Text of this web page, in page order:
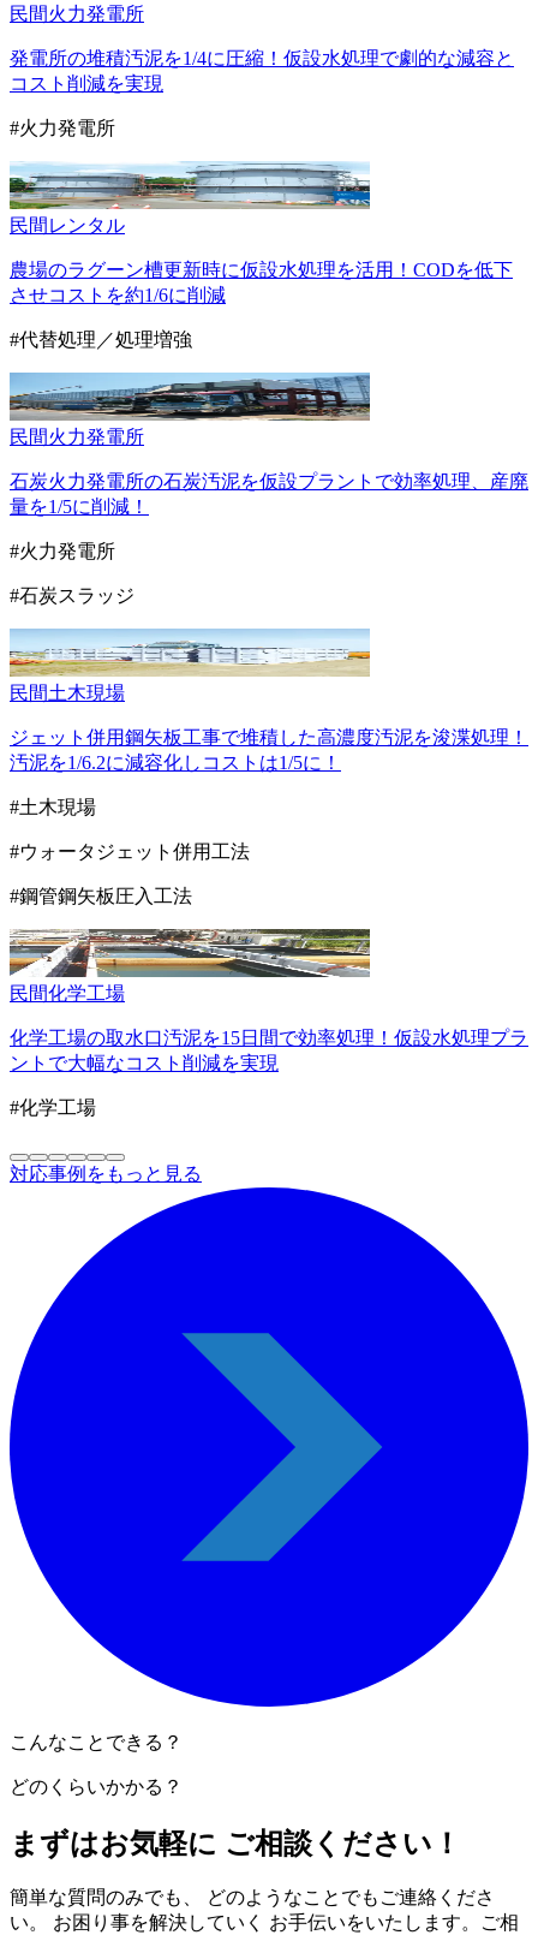
民間火力発電所
発電所の堆積汚泥を1/4に圧縮！仮設水処理で劇的な減容と
コスト削減を実現
#火力発電所
民間 レンタル
農場のラグーン槽更新時に仮設水処理を活用！CODを低下
させコストを約1/6に削減
#代替処理／処理増強
民間火力発電所
石炭火力発電所の石炭汚泥を仮設プラントで効率処理、産廃
量を1/5に削減！
#火力発電所
#石炭スラッジ
民間土木現場
ジェット併用鋼矢板工事で堆積した高濃度汚泥を浚渫処理！
汚泥を1/6.2に減容化しコストは1/5に！
#土木現場
#ウォータジェット併用工法
#鋼管鋼矢板圧入工法
民間化学工場
化学工場の取水口汚泥を15日間で効率処理！仮設水処理プラ
ントで大幅なコスト削減を実現
#化学工場
対応事例をもっと見る
こんなことできる？
どのくらいかかる？
まずはお気軽に ご相談ください！
簡単な質問のみでも、 どのようなことでもご連絡くださ
い。 お困り事を解決していく お手伝いをいたします。ご相